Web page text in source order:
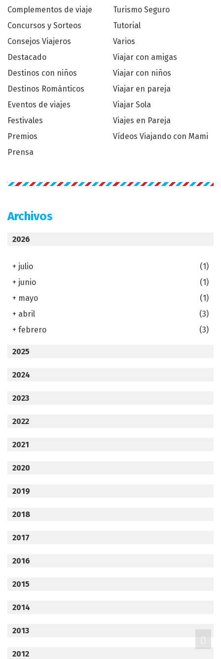
Complementos de viaje
Concursos y Sorteos
Consejos Viajeros
Destacado
Destinos con niños
Destinos Románticos
Eventos de viajes
Festivales
Premios
Prensa
Turismo Seguro
Tutorial
Varios
Viajar con amigas
Viajar con niños
Viajar en pareja
Viajar Sola
Viajes en Pareja
Vídeos Viajando con Mami
Archivos
2026
+ julio
(1)
+ junio
(1)
+ mayo
(1)
+ abril
(3)
+ febrero (3)
2025
2024
2023
2022
2021
2020
2019
2018
2017
2016
2015
2014
2013
2012